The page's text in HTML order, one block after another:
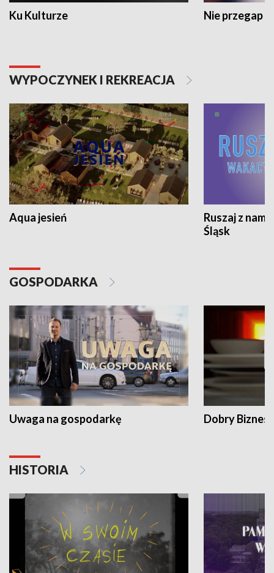
Ku Kulturze Nie przegap
WYPOCZYNEK I REKREACJA
Aqua jesień
Ruszaj z
Śląsk
GOSPODARKA
Uwaga na gospodarkę Dobry Biznes
HISTORIA